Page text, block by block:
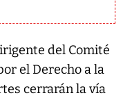
del Comité
el Derecho a la
cerrarán la vía